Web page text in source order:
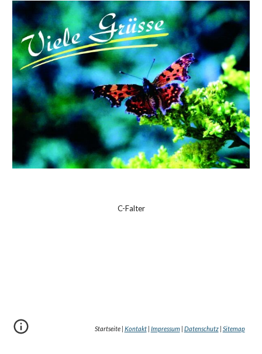
C-Falter
Startseite | Kontakt| Impressum | Datenschutz| Sitemap